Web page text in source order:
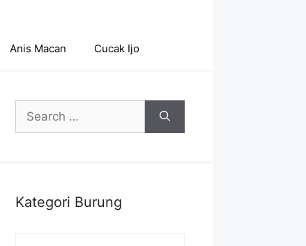
Anis Macan Cucak Ijo
Search
for:
Kategori Burung